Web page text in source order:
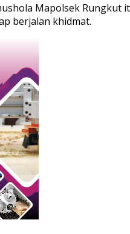
Mapolsek Rungkut
berjalan khidmat.